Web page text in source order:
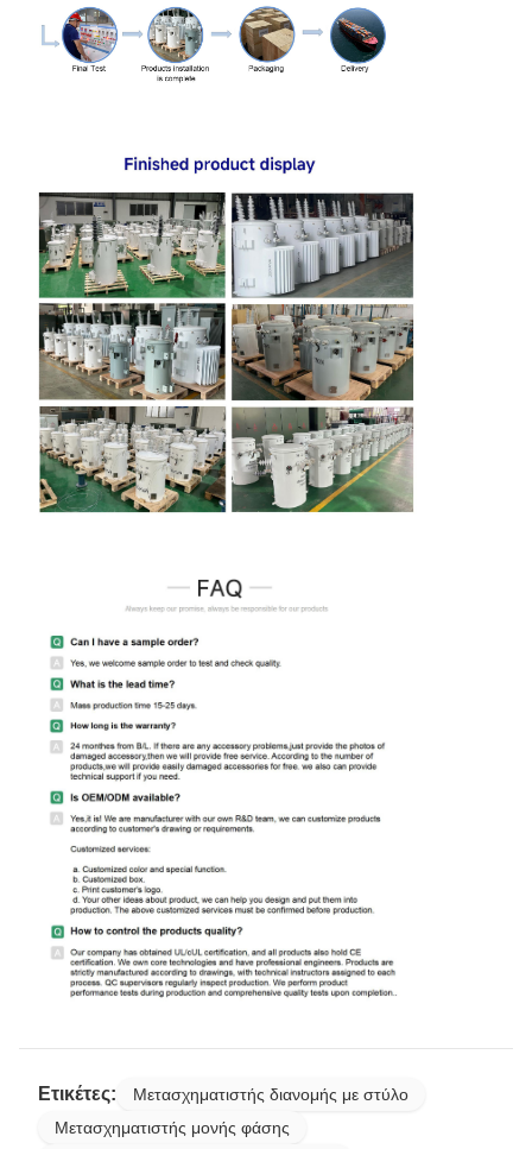
Ετικέτες:
Μετασχηματιστής διανομής με στύλο
Μετασχηματιστής μονής φάσης